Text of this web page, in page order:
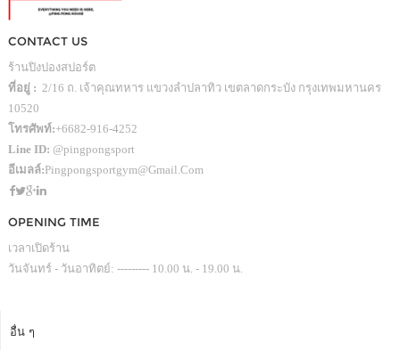
CONTACT US
ร้านปิงปองสปอร์ต
ที่อยู่ : 2/16 ถ. เจ้าคุณทหาร แขวงลำปลาทิว เขตลาดกระบัง กรุงเทพมหานคร
10520
โทรศัพท์:+6682-916-4252
Line ID: @pingpongsport
อีเมลล์:Pingpongsportgym@gmail.com
OPENING TIME
เวลาเปิดร้าน
วันจันทร์ - วันอาทิตย์: --------- 10.00 น. - 19.00 น.
อื่น ๆ